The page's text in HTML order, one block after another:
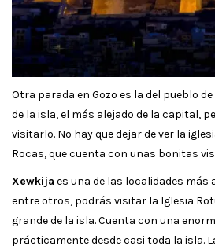
Otra parada en Gozo es la del pueblo de
de la isla, el más alejado de la capital,
visitarlo. No hay que dejar de ver la
Rocas, que cuenta con unas bonitas
Xewkija es una de las localidades más
entre otros, podrás visitar la Iglesia
grande de la isla. Cuenta con una
prácticamente desde casi toda la isla.